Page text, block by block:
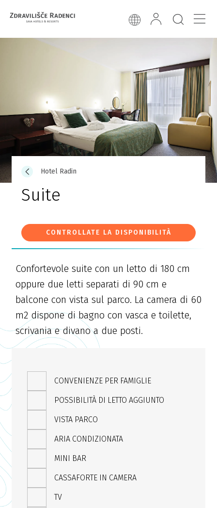
Hotel Radin
Suite
CONTROLLATE LA DISPONIBILITÀ
Confortevole suite con un letto di 180 cm
oppure due letti separati di 90 cm e
balcone con vista sul parco. La camera di 60
m2 dispone di bagno con vasca e toilette,
scrivania e divano a due posti.
CONVENIENZE PER FAMIGLIE
POSSIBILITÀ DI LETTO AGGIUNTO
VISTA PARCO
ARIA CONDIZIONATA
MINI BAR
CASSAFORTE IN CAMERA
TV